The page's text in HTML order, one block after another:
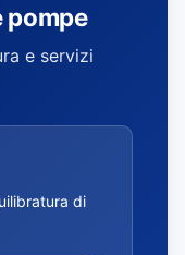
pompe
e servizi
di